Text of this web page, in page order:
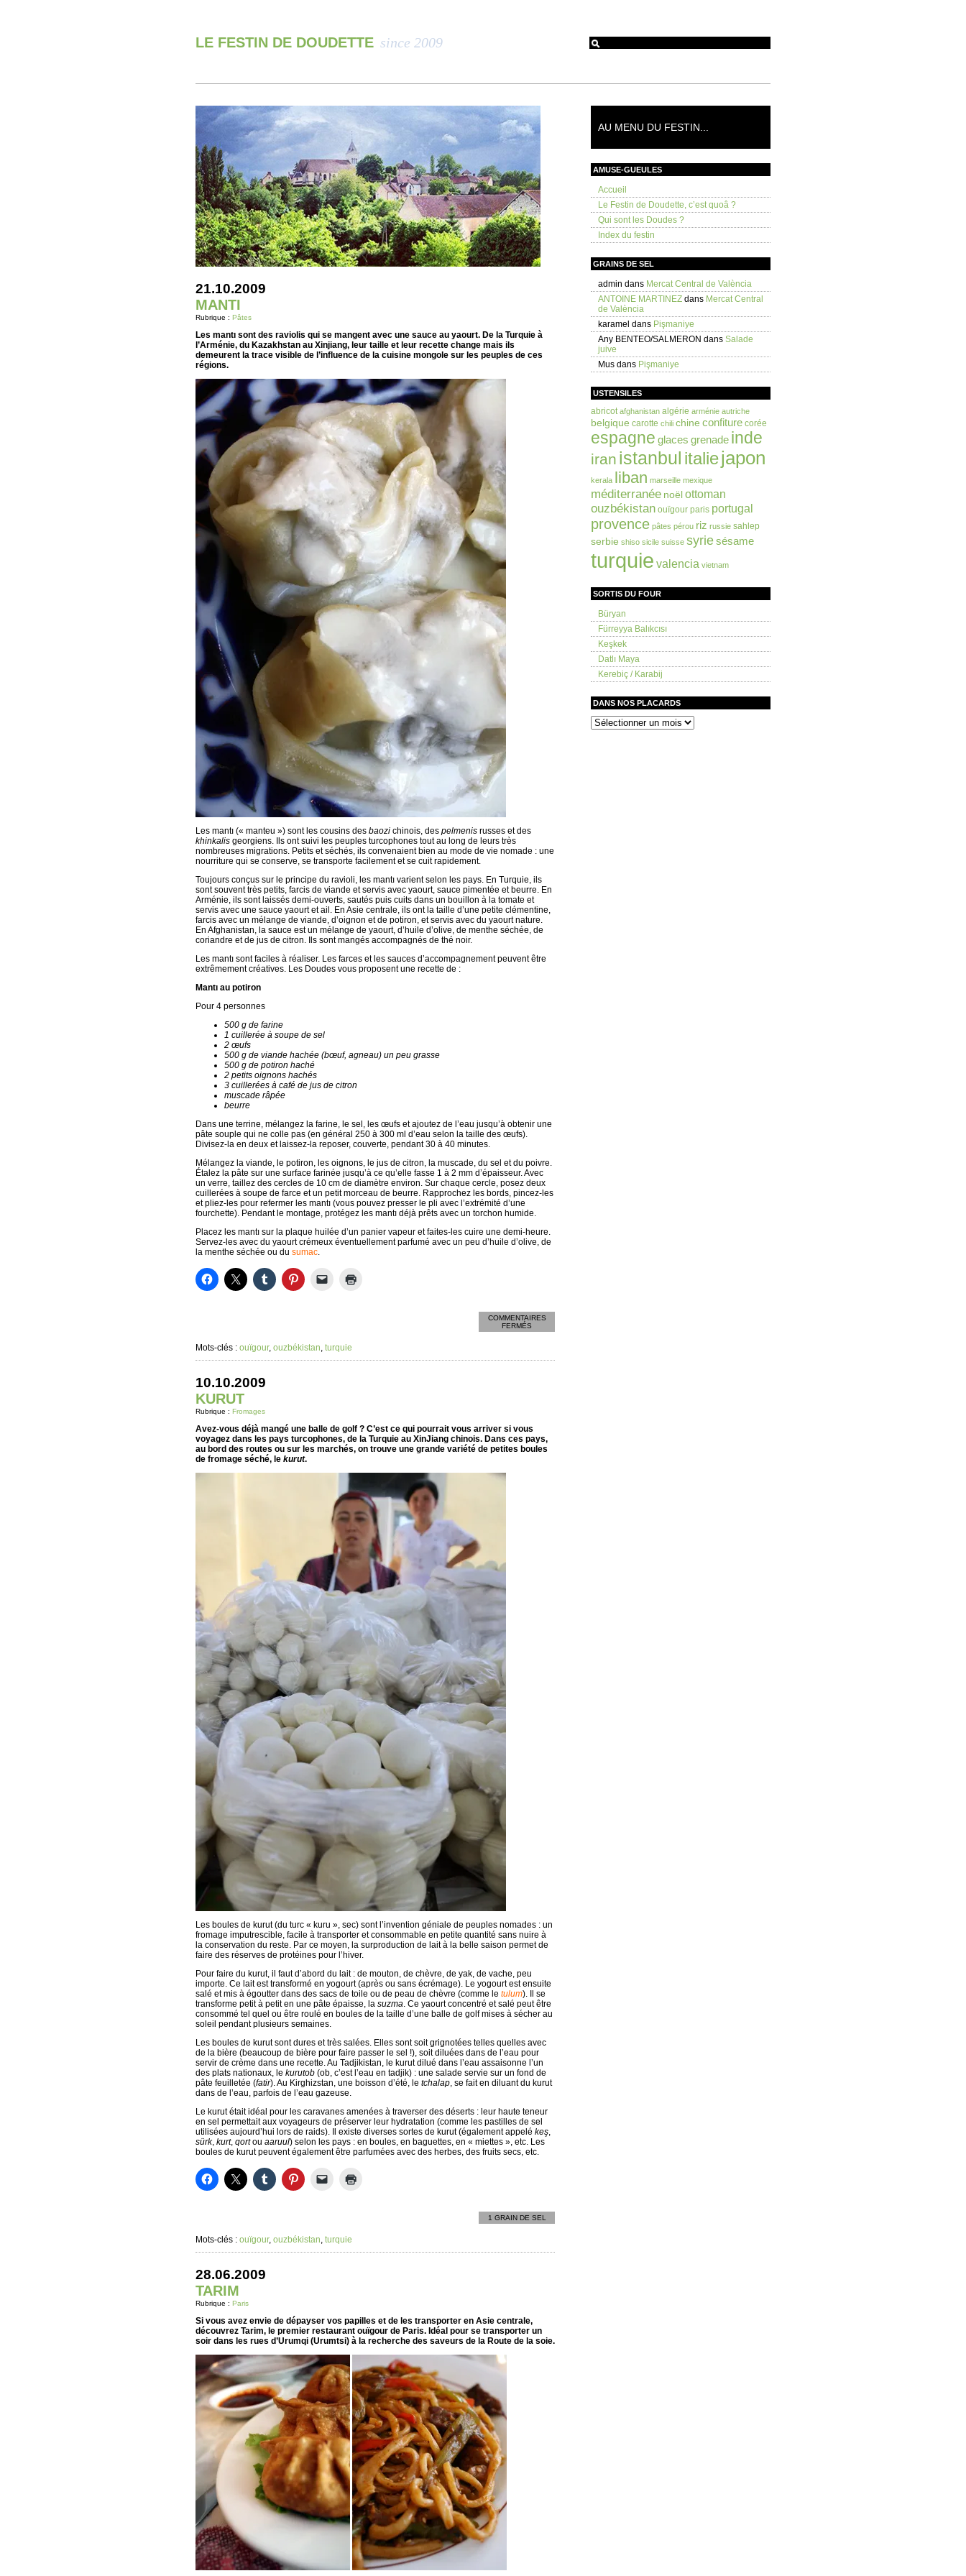
LE FESTIN DE DOUDETTE since 2009
21.10.2009
MANTI
Rubrique : Pâtes
Les mantı sont des raviolis qui se mangent avec une sauce au yaourt. De la Turquie à
l’Arménie, du Kazakhstan au Xinjiang, leur taille et leur recette change mais ils
demeurent la trace visible de l’influence de la cuisine mongole sur les peuples de ces
régions.
Les mantı (« manteu ») sont les cousins des baozi chinois, des pelmenis russes et des
khinkalis georgiens. Ils ont suivi les peuples turcophones tout au long de leurs très
nombreuses migrations. Petits et séchés, ils convenaient bien au mode de vie nomade : une
nourriture qui se conserve, se transporte facilement et se cuit rapidement.
Toujours conçus sur le principe du ravioli, les mantı varient selon les pays. En Turquie, ils
sont souvent très petits, farcis de viande et servis avec yaourt, sauce pimentée et beurre. En
Arménie, ils sont laissés demi-ouverts, sautés puis cuits dans un bouillon à la tomate et
servis avec une sauce yaourt et ail. En Asie centrale, ils ont la taille d’une petite clémentine,
farcis avec un mélange de viande, d’oignon et de potiron, et servis avec du yaourt nature.
En Afghanistan, la sauce est un mélange de yaourt, d’huile d’olive, de menthe séchée, de
coriandre et de jus de citron. Ils sont mangés accompagnés de thé noir.
Les mantı sont faciles à réaliser. Les farces et les sauces d’accompagnement peuvent être
extrêmement créatives. Les Doudes vous proposent une recette de :
Mantı au potiron
Pour 4 personnes
500 g de farine
1 cuillerée à soupe de sel
2 œufs
500 g de viande hachée (bœuf, agneau) un peu grasse
500 g de potiron haché
2 petits oignons hachés
3 cuillerées à café de jus de citron
muscade râpée
beurre
Dans une terrine, mélangez la farine, le sel, les œufs et ajoutez de l’eau jusqu’à obtenir une
pâte souple qui ne colle pas (en général 250 à 300 ml d’eau selon la taille des œufs).
Divisez-la en deux et laissez-la reposer, couverte, pendant 30 à 40 minutes.
Mélangez la viande, le potiron, les oignons, le jus de citron, la muscade, du sel et du poivre.
Étalez la pâte sur une surface farinée jusqu’à ce qu’elle fasse 1 à 2 mm d’épaisseur. Avec
un verre, taillez des cercles de 10 cm de diamètre environ. Sur chaque cercle, posez deux
cuillerées à soupe de farce et un petit morceau de beurre. Rapprochez les bords, pincez-les
et pliez-les pour refermer les mantı (vous pouvez presser le pli avec l’extrémité d’une
fourchette). Pendant le montage, protégez les mantı déjà prêts avec un torchon humide.
Placez les mantı sur la plaque huilée d’un panier vapeur et faites-les cuire une demi-heure.
Servez-les avec du yaourt crémeux éventuellement parfumé avec un peu d’huile d’olive, de
la menthe séchée ou du sumac.
COMMENTAIRES
FERMÉS
MANTI
Mots-clés : ouïgour, ouzbékistan, turquie
10.10.2009
KURUT
Rubrique : Fromages
Avez-vous déjà mangé une balle de golf ? C’est ce qui pourrait vous arriver si vous
voyagez dans les pays turcophones, de la Turquie au XinJiang chinois. Dans ces pays,
au bord des routes ou sur les marchés, on trouve une grande variété de petites boules
de fromage séché, le kurut.
Les boules de kurut (du turc « kuru », sec) sont l’invention géniale de peuples nomades : un
fromage imputrescible, facile à transporter et consommable en petite quantité sans nuire à
la conservation du reste. Par ce moyen, la surproduction de lait à la belle saison permet de
faire des réserves de protéines pour l’hiver.
Pour faire du kurut, il faut d’abord du lait : de mouton, de chèvre, de yak, de vache, peu
importe. Ce lait est transformé en yogourt (après ou sans écrémage). Le yogourt est ensuite
salé et mis à égoutter dans des sacs de toile ou de peau de chèvre (comme le tulum). Il se
transforme petit à petit en une pâte épaisse, la suzma. Ce yaourt concentré et salé peut être
consommé tel quel ou être roulé en boules de la taille d’une balle de golf mises à sécher au
soleil pendant plusieurs semaines.
Les boules de kurut sont dures et très salées. Elles sont soit grignotées telles quelles avec
de la bière (beaucoup de bière pour faire passer le sel !), soit diluées dans de l’eau pour
servir de crème dans une recette. Au Tadjikistan, le kurut dilué dans l’eau assaisonne l’un
des plats nationaux, le kurutob (ob, c’est l’eau en tadjik) : une salade servie sur un fond de
pâte feuilletée (fatir). Au Kirghizstan, une boisson d’été, le tchalap, se fait en diluant du kurut
dans de l’eau, parfois de l’eau gazeuse.
Le kurut était idéal pour les caravanes amenées à traverser des déserts : leur haute teneur
en sel permettait aux voyageurs de préserver leur hydratation (comme les pastilles de sel
utilisées aujourd’hui lors de raids). Il existe diverses sortes de kurut (également appelé keş,
sürk, kurt, qortou aaruul) selon les pays : en boules, en baguettes, en « miettes », etc. Les
boules de kurut peuvent également être parfumées avec des herbes, des fruits secs, etc.
1 GRAIN DE SEL
Mots-clés : ouïgour, ouzbékistan, turquie
28.06.2009
TARIM
Rubrique : Paris
Si vous avez envie de dépayser vos papilles et de les transporter en Asie centrale,
découvrez Tarim, le premier restaurant ouïgour de Paris. Idéal pour se transporter un
soir dans les rues d’Urumqi (Urumtsi) à la recherche des saveurs de la Route de la soie.
AU MENU DU FESTIN...
AMUSE-GUEULES
Accueil
Le Festin de Doudette, c’est quoâ ?
Qui sont les Doudes ?
Index du festin
GRAINS DE SEL
admin dans Mercat Central de València
ANTOINE MARTINEZ dans Mercat Central
de València
karamel dans Pişmaniye
Any BENTEO/SALMERON dans Salade
juive
Mus dans Pişmaniye
USTENSILES
abricot afghanistan algérie arménie autriche
belgique carotte chili chine confiture corée
espagne glaces grenade inde
iran istanbul italiejapon
kerala liban marseille mexique
méditerranée noëlottoman
ouzbékistan ouïgour paris portugal
provence pâtes pérou riz russie sahlep
serbie shiso sicile suisse syriesésame
turquie valencia vietnam
SORTIS DU FOUR
Büryan
Fürreyya Balıkcısı
Keşkek
Datlı Maya
Kerebiç / Karabij
DANS NOS PLACARDS
dans
nos